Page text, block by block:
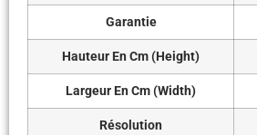
Garantie
Hauteur En Cm (Height)
Largeur En Cm (Width)
Résolution